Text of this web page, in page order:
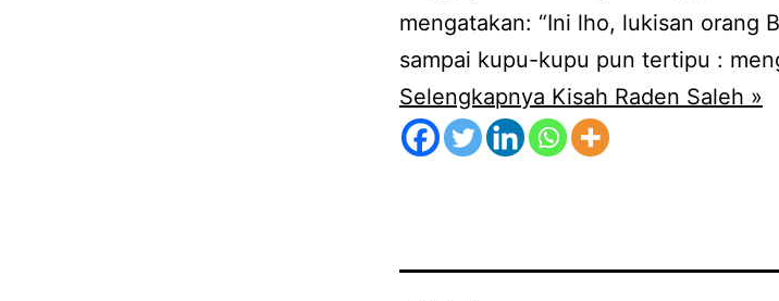
mengatakan: “Ini lho, lukisan orang
sampai kupu-kupu pun tertipu :
Selengkapnya Kisah Raden Saleh »